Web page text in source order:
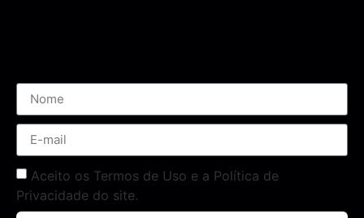
Aceito os Termos de Uso e a Política de
Privacidade do site.